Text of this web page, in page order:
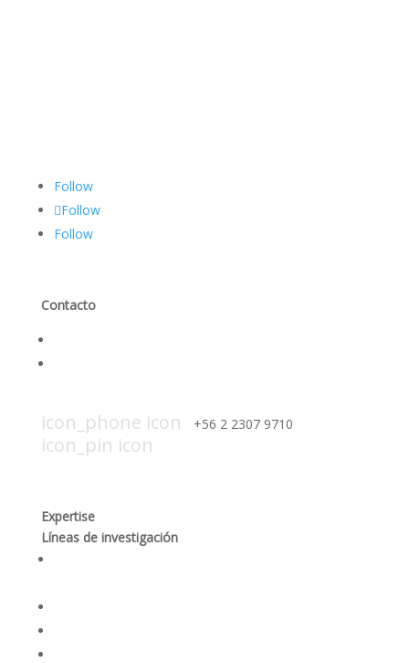
Follow
Follow
Follow
Contacto
icon_phone icon +56 2 2307 9710​
icon_pin icon
Expertise
Líneas de investigación